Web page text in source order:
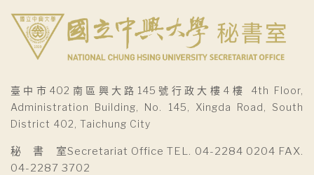
臺中市402南區興大路145號行政大樓4樓 4th Floor,
Administration Building, No. 145, Xingda Road, South
District 402, Taichung City
秘 書 室Secretariat Office TEL. 04-2284 0204 FAX.
04-2287 3702